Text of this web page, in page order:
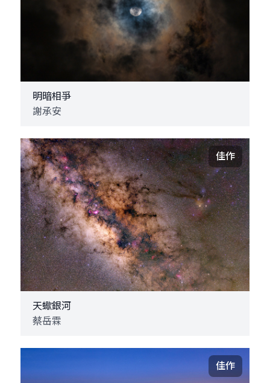
明暗相爭
謝承安
佳作
天蠍銀河
蔡岳霖
佳作